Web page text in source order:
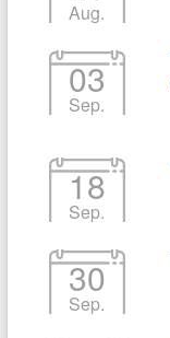
Aug.
03
Sep.
18
Sep.
30
Sep.